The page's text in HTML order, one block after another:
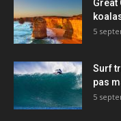
Great
5
Surf
pas
5